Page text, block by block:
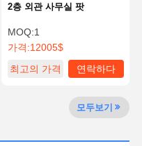
2층 외관 사무실 팟
MOQ:1
가격:12005$
최고의 가격
연락하다
모두보기